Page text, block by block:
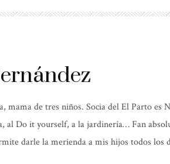
mama de tres niños. Socia del El Parto es
al Do it yourself, a la jardinería… Fan
darle la merienda a mis hijos todos los